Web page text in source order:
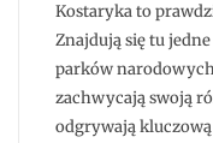
Kostaryka to
Znajdują się tu
parków
zachwycają swoją
odgrywają